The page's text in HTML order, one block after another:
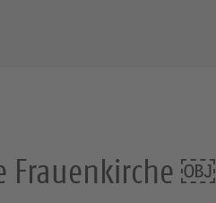
Frauenkirche ￼